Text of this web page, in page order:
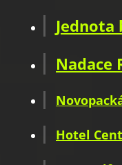
Jednota
Nadace
Hotel